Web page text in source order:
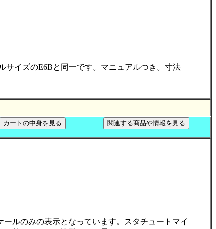
サイズのE6Bと同一です。マニュアルつき。寸法
ルのみの表示となっています。スタチュートマイ